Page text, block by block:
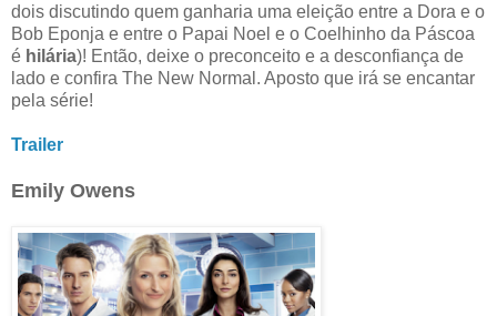
dois discutindo quem ganharia uma eleição entre a Dora e o
Bob Eponja e entre o Papai Noel e o Coelhinho da Páscoa
é hilária)! Então, deixe o preconceito e a desconfiança de
lado e confira The New Normal. Aposto que irá se encantar
pela série!
Trailer
Emily Owens